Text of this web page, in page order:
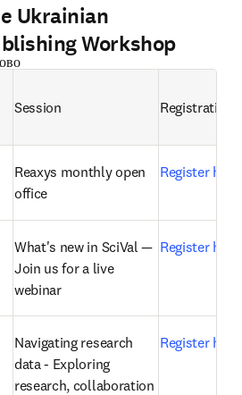
Ukrainian
Workshop
Session Registration
Reaxys monthly open
office
Register here
What's new in SciVal —
Join us for a live
webinar
Register here
Navigating research
data - Exploring
research, collaboration
Register here